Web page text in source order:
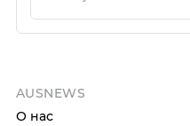
AUSNEWS
О нас